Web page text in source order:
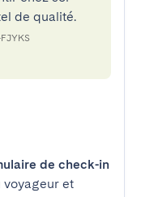
de qualité.
de check-in
voyageur et